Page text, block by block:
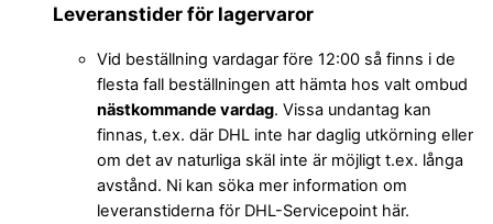
Leveranstider för lagervaror
Vid beställning vardagar före 12:00 så finns i de
flesta fall beställningen att hämta hos valt ombud
nästkommande vardag. Vissa undantag kan
finnas, t.ex. där DHL inte har daglig utkörning eller
om det av naturliga skäl inte är möjligt t.ex. långa
avstånd. Ni kan söka mer information om
leveranstiderna för DHL-Servicepoint här.